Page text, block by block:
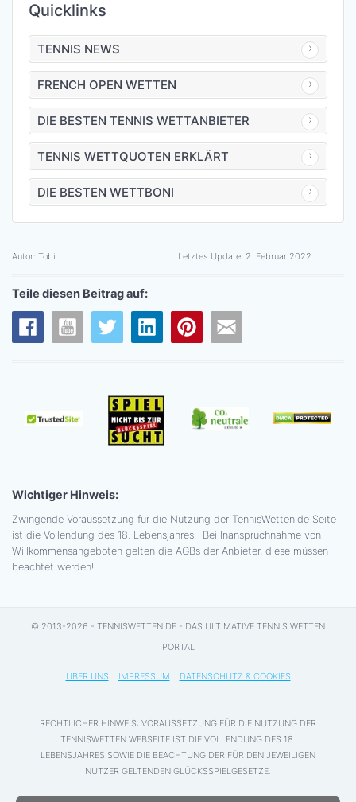
Quicklinks
TENNIS NEWS
FRENCH OPEN WETTEN
DIE BESTEN TENNIS WETTANBIETER
TENNIS WETTQUOTEN ERKLÄRT
DIE BESTEN WETTBONI
Autor: Tobi Letztes Update: 2. Februar 2022
Teile diesen Beitrag auf:
Wichtiger Hinweis:
Zwingende Voraussetzung für die Nutzung der TennisWetten.de Seite
ist die Vollendung des 18. Lebensjahres. Bei Inanspruchnahme von
Willkommensangeboten gelten die AGBs der Anbieter, diese müssen
beachtet werden!
© 2013-2026 - TENNISWETTEN.DE - DAS ULTIMATIVE TENNIS WETTEN
PORTAL
ÜBER UNS IMPRESSUM DATENSCHUTZ & COOKIES
RECHTLICHER HINWEIS: VORAUSSETZUNG FÜR DIE NUTZUNG DER
TENNISWETTEN WEBSEITE IST DIE VOLLENDUNG DES 18.
LEBENSJAHRES SOWIE DIE BEACHTUNG DER FÜR DEN JEWEILIGEN
NUTZER GELTENDEN GLÜCKSSPIELGESETZE.